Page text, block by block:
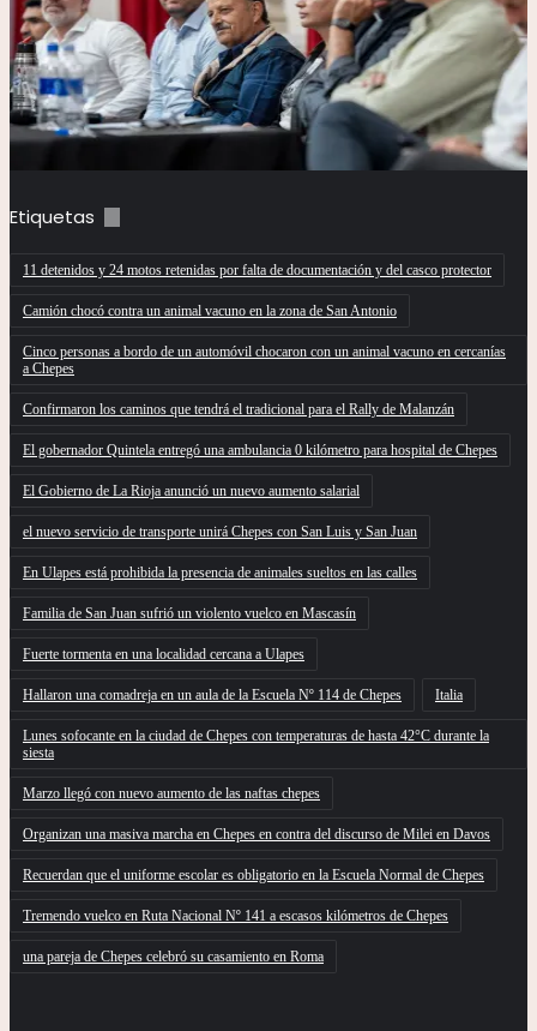
Etiquetas
11 detenidos y 24 motos retenidas por falta de documentación y del casco protector
Camión chocó contra un animal vacuno en la zona de San Antonio
Cinco personas a bordo de un automóvil chocaron con un animal vacuno en cercanías
a Chepes
Confirmaron los caminos que tendrá el tradicional para el Rally de Malanzán
El gobernador Quintela entregó una ambulancia 0 kilómetro para hospital de Chepes
El Gobierno de La Rioja anunció un nuevo aumento salarial
el nuevo servicio de transporte unirá Chepes con San Luis y San Juan
En Ulapes está prohibida la presencia de animales sueltos en las calles
Familia de San Juan sufrió un violento vuelco en Mascasín
Fuerte tormenta en una localidad cercana a Ulapes
Hallaron una comadreja en un aula de la Escuela Nº 114 de Chepes Italia
Lunes sofocante en la ciudad de Chepes con temperaturas de hasta 42°C durante la
siesta
Marzo llegó con nuevo aumento de las naftas chepes
Organizan una masiva marcha en Chepes en contra del discurso de Milei en Davos
Recuerdan que el uniforme escolar es obligatorio en la Escuela Normal de Chepes
Tremendo vuelco en Ruta Nacional Nº 141 a escasos kilómetros de Chepes
una pareja de Chepes celebró su casamiento en Roma